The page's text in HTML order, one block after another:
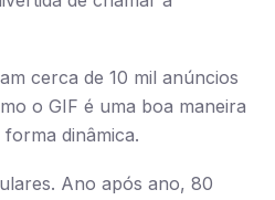
cerca de 10 mil anúncios
o GIF é uma boa maneira
dinâmica.
Ano após ano, 80